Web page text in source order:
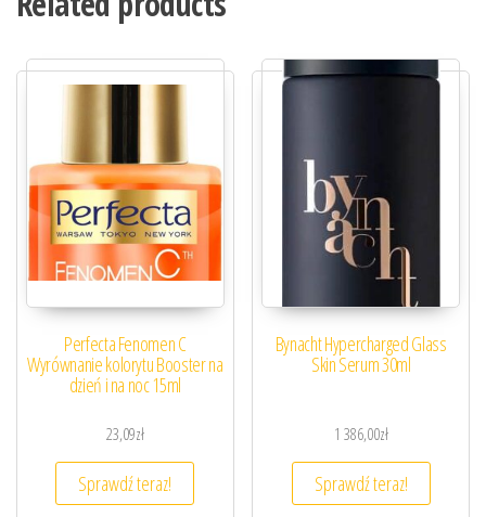
Perfecta Fenomen C
Wyrównanie kolorytu Booster na
dzień i na noc 15ml
23,09zł
Sprawdź teraz!
Bynacht Hypercharged Glass
Skin Serum 30ml
1 386,00zł
Sprawdź teraz!